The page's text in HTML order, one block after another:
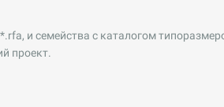
и семейства с каталогом
проект.